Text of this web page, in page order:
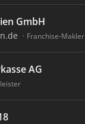
GmbH
Franchise-Makler
AG